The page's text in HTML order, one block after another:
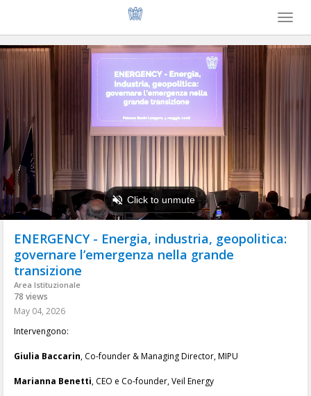
Toggle
ENERGENCY - Energia, industria, geopolitica:
governare l’emergenza nella grande
transizione
Area Istituzionale
78 views
May 04, 2026
Intervengono:
Giulia Baccarin, Co-founder & Managing Director, MIPU
Marianna Benetti, CEO e Co-founder, Veil Energy